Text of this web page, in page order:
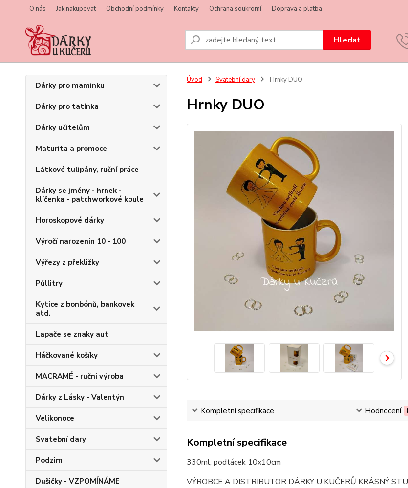
O nás Jak nakupovat Obchodní podmínky Kontakty Ochrana soukromí Doprava a platba
Hledat
Dárky pro maminku
Dárky pro tatínka
Dárky učitelům
Maturita a promoce
Látkové tulipány, ruční práce
Dárky se jmény - hrnek -
klíčenka - patchworkové koule
Horoskopové dárky
Výročí narozenin 10 - 100
Výřezy z překližky
Půllitry
Kytice z bonbónů, bankovek
atd.
Lapače se znaky aut
Háčkované košíky
MACRAMÉ - ruční výroba
Dárky z Lásky - Valentýn
Velikonoce
Svatební dary
Podzim
Dušičky - VZPOMÍNÁME
Úvod Svatební dary Hrnky DUO
Hrnky DUO
Kompletní specifikace Hodnocení
Kompletní specifikace
330ml, podtácek 10x10cm
VÝROBCE A DISTRIBUTOR DÁRKY U KUČERŮ KRÁSNÝ